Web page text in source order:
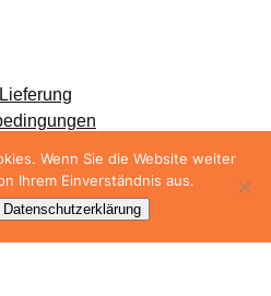
Wenn Sie die Website weiter
Ihrem Einverständnis aus.
Datenschutzerklärung